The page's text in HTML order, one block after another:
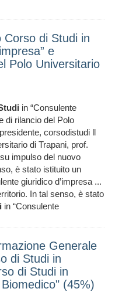
Corso di Studi in
e
Polo Universitario
in “Consulente
di rilancio del Polo
corsodistudi ll
di Trapani, prof.
impulso del nuovo
è stato istituito un
giuridico d’impresa ...
In tal senso, è stato
in “Consulente
Generale
di Studi in
di Studi in
(45%)